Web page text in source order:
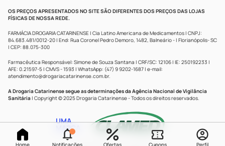
Home Notificações Ofertas Cupons Perfil
OS PREÇOS APRESENTADOS NO SITE SÃO DIFERENTES DOS PREÇOS DAS LOJAS
FÍSICAS DE NOSSA REDE.
FARMÁCIA DROGARIA CATARINENSE | Cia Latino Americana de Medicamentos | CNPJ:
84.683.481/0012-20 | End: Rua Coronel Pedro Demoro, 1482, Balneário - | Florianópolis- SC
| CEP: 88.075-300
Farmacêutica Responsável: Simone de Souza Santana | CRF/SC: 12106 | IE: 250192233 |
AFE: 0.21597-5 | CMVS - 1593 | WhatsApp: (47) 9 9202-1687 | e-mail:
atendimento@drogariacatarinense.com.br.
A Drogaria Catarinense segue as determinações da Agência Nacional de Vigilância
Sanitária | Copyright © 2025 Drogaria Catarinense - Todos os direitos reservados.
UMA
MARCA